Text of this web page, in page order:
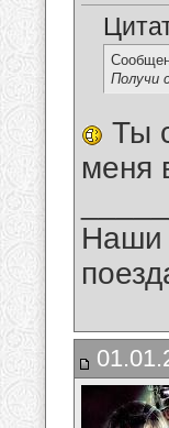
Получи
Ты
меня
Наши